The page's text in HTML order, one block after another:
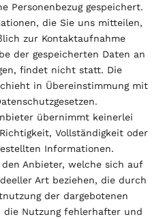
Personenbezug gespeichert.
die Sie uns mitteilen,
zur Kontaktaufnahme
der gespeicherten Daten an
findet nicht statt. Die
in Übereinstimmung mit
übernimmt keinerlei
Vollständigkeit oder
Informationen.
den Anbieter, welche sich auf
Art beziehen, die durch
der dargebotenen
Nutzung fehlerhafter und